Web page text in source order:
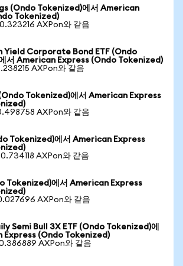
(Ondo Tokenized)에서 American
Tokenized)
AXPon와 같음
Yield Corporate Bond ETF (Ondo
서 American Express (Ondo Tokenized)
AXPon와 같음
Tokenized)에서 American Express
AXPon와 같음
Tokenized)에서 American Express
AXPon와 같음
Tokenized)에서 American Express
AXPon와 같음
Semi Bull 3X ETF (Ondo Tokenized)에
Express (Ondo Tokenized)
AXPon와 같음